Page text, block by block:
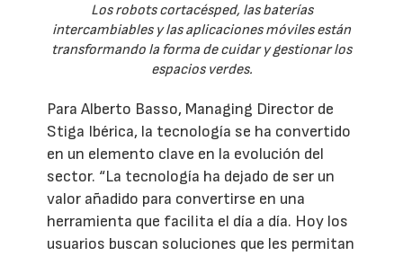
Los robots cortacésped, las baterías
intercambiables y las aplicaciones móviles están
transformando la forma de cuidar y gestionar los
espacios verdes.
Para Alberto Basso, Managing Director de
Stiga Ibérica, la tecnología se ha convertido
en un elemento clave en la evolución del
sector. “La tecnología ha dejado de ser un
valor añadido para convertirse en una
herramienta que facilita el día a día. Hoy los
usuarios buscan soluciones que les permitan